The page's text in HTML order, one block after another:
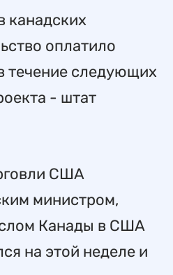
канадских
оплатило
течение следующих
- штат
США
министром,
Канады в США
на этой неделе и